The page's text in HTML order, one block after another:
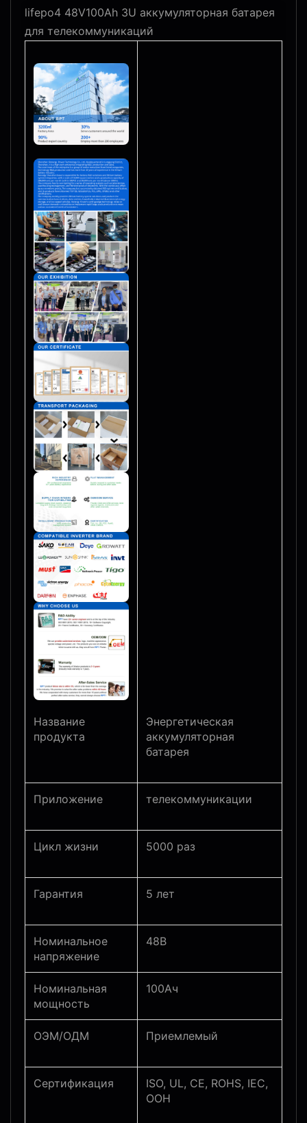
lifepo4 48V100Ah 3U аккумуляторная батарея
для телекоммуникаций
Название
продукта
Энергетическая
аккумуляторная
батарея
Приложение телекоммуникации
Цикл жизни 5000 раз
Гарантия 5 лет
Номинальное
напряжение
48В
Номинальная
мощность
100Ач
ОЭМ/ОДМ Приемлемый
Сертификация
ISO, UL, CE, ROHS, IEC,
ООН